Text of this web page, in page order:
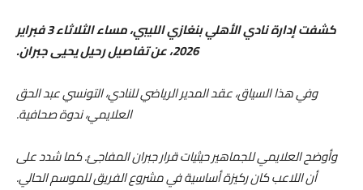
كشفت إدارة نادي الأهلي بنغازي الليبي، مساء الثلاثاء 3 فبراير
2026، عن تفاصيل رحيل يحيى جبران.
وفي هذا السياق، عقد المدير الرياضي للنادي، التونسي عبد الحق
العلايمي، ندوة صحافية.
وأوضح العلايمي للجماهير حيثيات قرار جبران المفاجئ. كما شدد على
أن اللاعب كان ركيزة أساسية في مشروع الفريق للموسم الحالي.